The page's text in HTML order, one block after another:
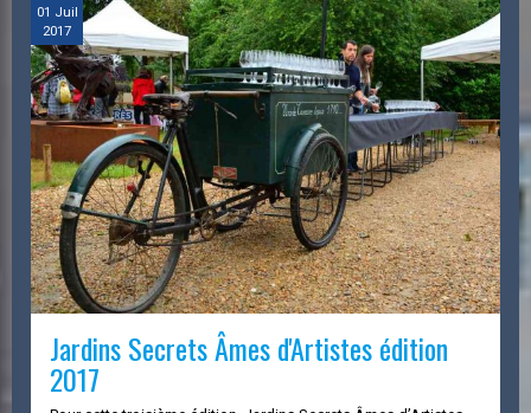
d'Artistes
édition
2018
01 Juil
2017
Jardins Secrets Âmes d'Artistes édition
2017